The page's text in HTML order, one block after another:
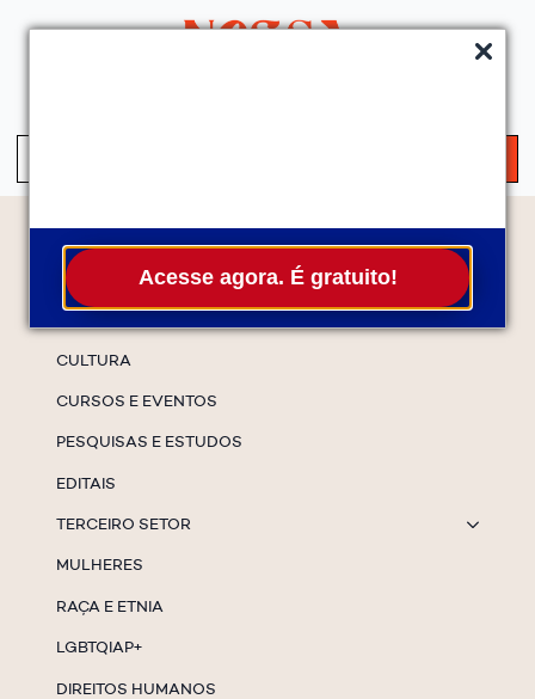
Acesse agora. É gratuito!
Temas
CULTURA
CURSOS E EVENTOS
PESQUISAS E ESTUDOS
EDITAIS
TERCEIRO SETOR
MULHERES
RAÇA E ETNIA
LGBTQIAP+
DIREITOS HUMANOS